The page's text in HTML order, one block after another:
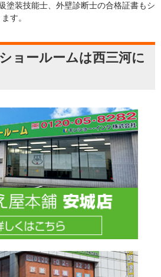
塗装技能士、外壁診断士の合格証書もシ
す。
ョールームは西三河に